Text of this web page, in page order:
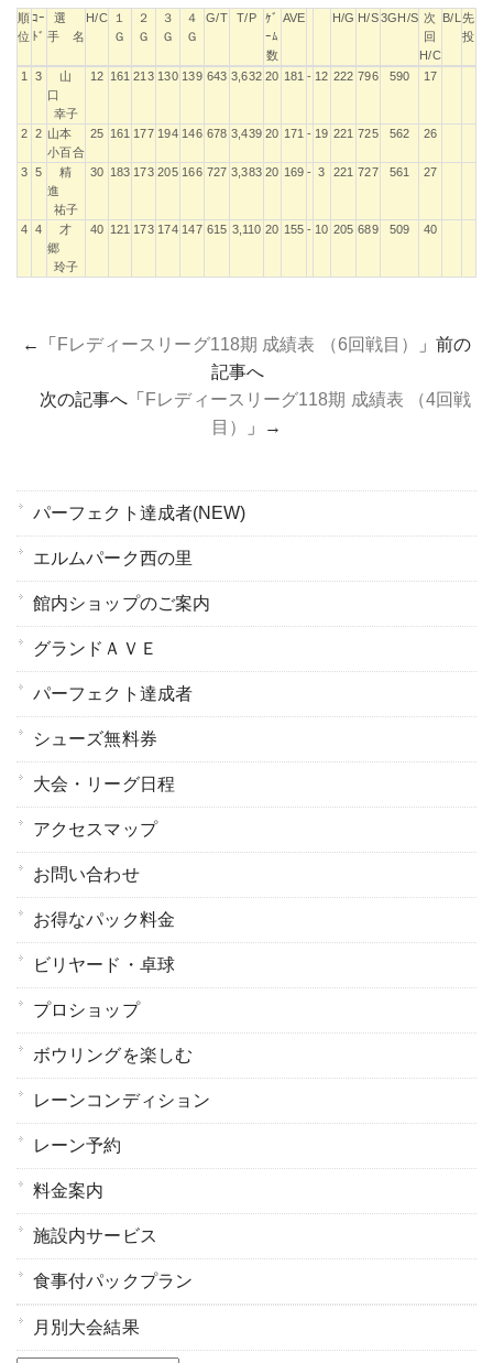
順
位
ｺｰ
ﾄﾞ
選
手 名
H/C
１
Ｇ
２
Ｇ
３
Ｇ
４
Ｇ
G/T T/P
ｹﾞ
ｰﾑ
数
AVE H/G H/S 3GH/S 次
回
H/C
B/L 先
投
順
ｺｰ
選
手 名
H/C
１
２
３
４
G/T T/P
ｹﾞ AVE H/G H/S 3GH/S
次
1 3
山
口
幸子
12 161 213 130 139 643 3,632 20 181 - 12 222 796 590 17
2 2 山本
小百合
25 161 177 194 146 678 3,439 20 171 - 19 221 725 562 26
3 5
精
進
祐子
30 183 173 205 166 727 3,383 20 169 - 3 221 727 561 27
4 4
才
郷
玲子
40 121 173 174 147 615 3,110 20 155 - 10 205 689 509 40
←「 Fレディースリーグ118期 成績表 （6回戦目）
」前の
記事へ
次の記事へ「 Fレディースリーグ118期 成績表 （4回戦
目）
」→
パーフェクト達成者(NEW)
エルムパーク西の里
館内ショップのご案内
グランドＡＶＥ
パーフェクト達成者
シューズ無料券
大会・リーグ日程
アクセスマップ
お問い合わせ
お得なパック料金
ビリヤード・卓球
プロショップ
ボウリングを楽しむ
レーンコンディション
レーン予約
料金案内
施設内サービス
食事付パックプラン
月別大会結果